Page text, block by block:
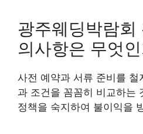
광주웨딩박람회
의사항은 무엇
사전 예약과 서류 준비를 철
과 조건을 꼼꼼히 비교하는
정책을 숙지하여 불이익을